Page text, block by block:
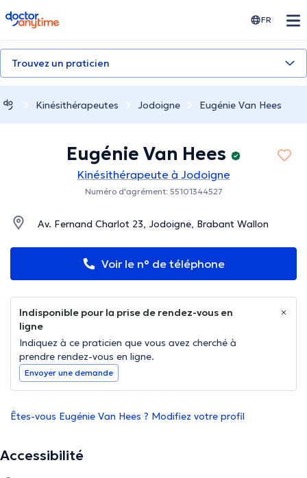
doctoranytime FR
Trouvez un praticien
Kinésithérapeutes Jodoigne Eugénie Van Hees
Eugénie Van Hees
Kinésithérapeute à Jodoigne
Numéro d'agrément: 55101344527
Av. Fernand Charlot 23, Jodoigne, Brabant Wallon
Voir le n° de téléphone
Indisponible pour la prise de rendez-vous en
ligne
Indiquez à ce praticien que vous avez cherché à
prendre rendez-vous en ligne.
Envoyer une demande
Êtes-vous Eugénie Van Hees ? Modifiez votre profil
Accessibilité